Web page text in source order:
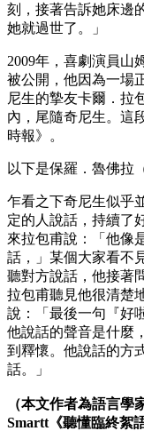
刻，接著告訴她床邊
她就過世了。」
2009年，喜劇演員山
被公開，他因為一場
尼生的摯友卡爾．拉
內，尾隨奇尼生。這
時報》。
以下是保羅．魯佛拉
乍看之下奇尼生似乎
定的人說話，持續了
來拉包甫說：「他像
話，」某個大家看不
聽對方說話，他接著
拉包甫聽見他很清楚
說：「最後一句『好
他說話的聲音是什麼
到釋懷。他說話的方
話。」
（本文作者為語言學
Smartt《聽懂臨終絮